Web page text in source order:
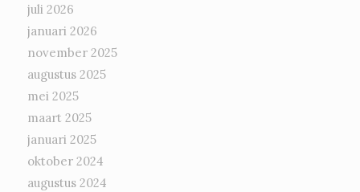
juli 2026
januari 2026
november 2025
augustus 2025
mei 2025
maart 2025
januari 2025
oktober 2024
augustus 2024